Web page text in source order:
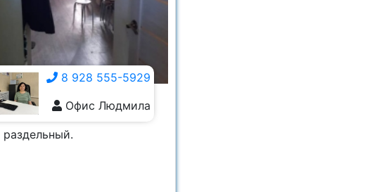
8 928 555-5929
Офис Людмила
8 928 555-5929